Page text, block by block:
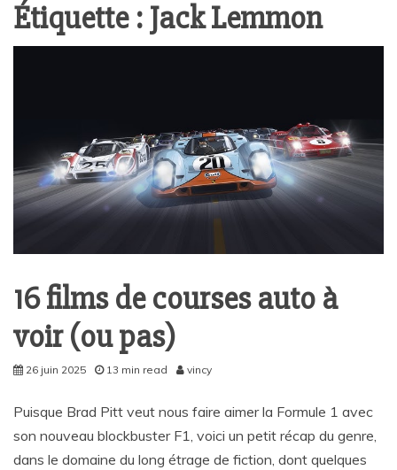
Étiquette : Jack Lemmon
16 films de courses auto à
voir (ou pas)
26 juin 2025 13 min read vincy
Puisque Brad Pitt veut nous faire aimer la Formule 1 avec
son nouveau blockbuster F1, voici un petit récap du genre,
dans le domaine du long étrage de fiction, dont quelques